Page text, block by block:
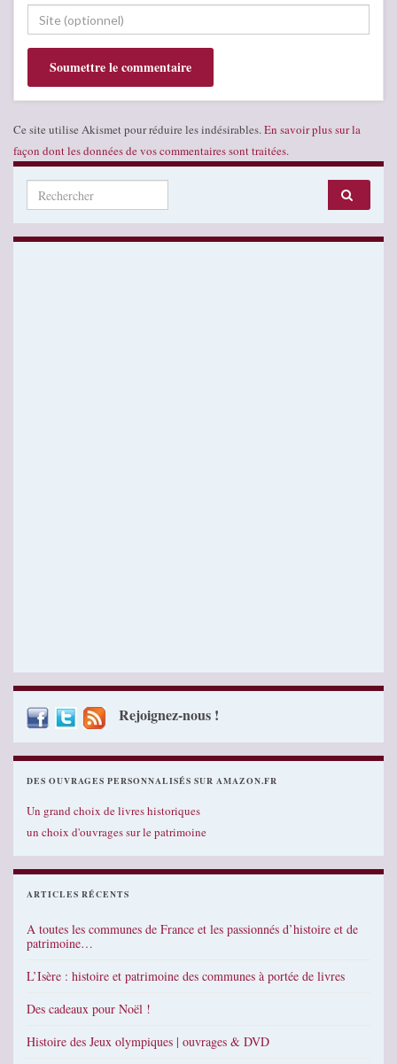
Ce site utilise Akismet pour réduire les indésirables.En savoir plus sur la
façon dont les données de vos commentaires sont traitées.
Search for:
Rejoignez-nous !
DES OUVRAGES PERSONNALISÉS SUR AMAZON.FR
Un grand choix de livres historiques
un choix d'ouvrages sur le patrimoine
ARTICLES RÉCENTS
A toutes les communes de France et les passionnés d’histoire et de
patrimoine…
L’Isère : histoire et patrimoine des communes à portée de livres
Des cadeaux pour Noël !
Histoire des Jeux olympiques | ouvrages & DVD